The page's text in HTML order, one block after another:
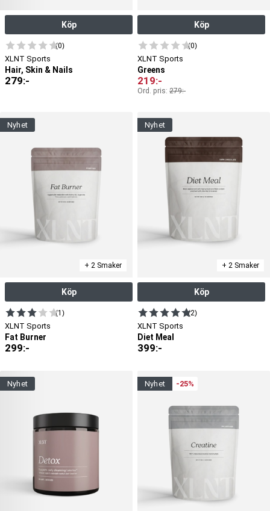
Köp
(0)
XLNT Sports
Hair, Skin & Nails
279:-
Köp
(0)
XLNT Sports
Greens
219:-
Ord. pris: 279:-
nyhet
+ 2 Smaker
Köp
(1)
XLNT Sports
Fat Burner
299:-
nyhet
+ 2 Smaker
Köp
(2)
XLNT Sports
Diet Meal
399:-
nyhet nyhet -25%